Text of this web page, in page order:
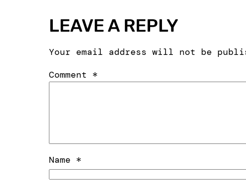
LEAVE A REPLY
Your email address will not be
Comment *
Name *